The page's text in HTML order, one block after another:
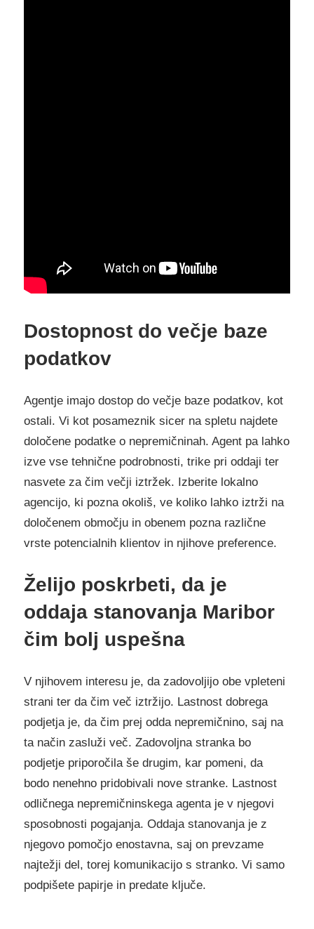
Dostopnost do večje baze
podatkov
Agentje imajo dostop do večje baze podatkov, kot
ostali. Vi kot posameznik sicer na spletu najdete
določene podatke o nepremičninah. Agent pa lahko
izve vse tehnične podrobnosti, trike pri oddaji ter
nasvete za čim večji iztržek. Izberite lokalno
agencijo, ki pozna okoliš, ve koliko lahko iztrži na
določenem območju in obenem pozna različne
vrste potencialnih klientov in njihove preference.
Želijo poskrbeti, da je
oddaja stanovanja Maribor
čim bolj uspešna
V njihovem interesu je, da zadovoljijo obe vpleteni
strani ter da čim več iztržijo. Lastnost dobrega
podjetja je, da čim prej odda nepremičnino, saj na
ta način zasluži več. Zadovoljna stranka bo
podjetje priporočila še drugim, kar pomeni, da
bodo nenehno pridobivali nove stranke. Lastnost
odličnega nepremičninskega agenta je v njegovi
sposobnosti pogajanja. Oddaja stanovanja je z
njegovo pomočjo enostavna, saj on prevzame
najtežji del, torej komunikacijo s stranko. Vi samo
podpišete papirje in predate ključe.